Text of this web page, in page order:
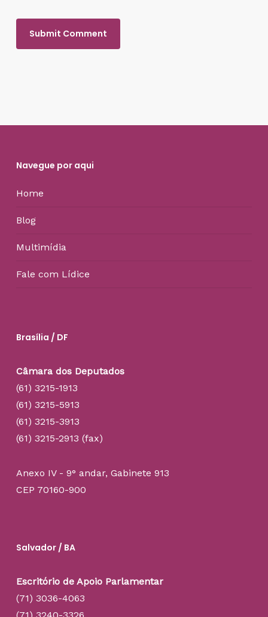
Navegue por aqui
Home
Blog
Multimídia
Fale com Lídice
Brasília / DF
Câmara dos Deputados
(61) 3215-1913
(61) 3215-5913
(61) 3215-3913
(61) 3215-2913 (fax)
Anexo IV - 9° andar, Gabinete 913
CEP 70160-900
Salvador / BA
Escritório de Apoio Parlamentar
(71) 3036-4063